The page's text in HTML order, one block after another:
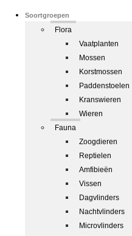
Soortgroepen
Flora
Vaatplanten
Mossen
Korstmossen
Paddenstoelen
Kranswieren
Wieren
Fauna
Zoogdieren
Reptielen
Amfibieën
Vissen
Dagvlinders
Nachtvlinders
Microvlinders